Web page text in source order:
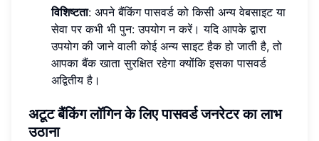
विशिष्टता: अपने बैंकिंग पासवर्ड को किसी अन्य वेबसाइट या
सेवा पर कभी भी पुन: उपयोग न करें। यदि आपके द्वारा
उपयोग की जाने वाली कोई अन्य साइट हैक हो जाती है, तो
आपका बैंक खाता सुरक्षित रहेगा क्योंकि इसका पासवर्ड
अद्वितीय है।
अटूट बैंकिंग लॉगिन के लिए पासवर्ड जनरेटर का लाभ
उठाना